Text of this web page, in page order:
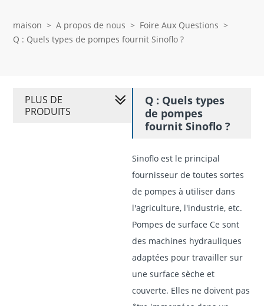
maison > A propos de nous > Foire Aux Questions >
Q : Quels types de pompes fournit Sinoflo ?
Q : Quels types
de pompes
fournit Sinoflo ?
Sinoflo est le principal
fournisseur de toutes sortes
de pompes à utiliser dans
l'agriculture, l'industrie, etc.
Pompes de surface Ce sont
des machines hydrauliques
adaptées pour travailler sur
une surface sèche et
couverte. Elles ne doivent pas
PLUS DE
PRODUITS